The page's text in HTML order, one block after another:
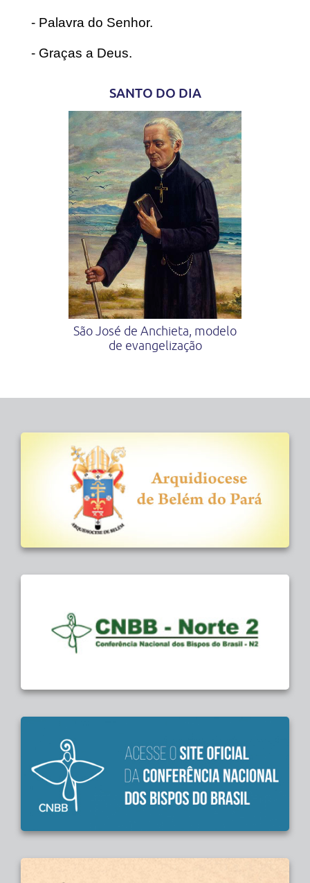
- Palavra do Senhor.
- Graças a Deus.
SANTO DO DIA
São José de Anchieta, modelo
de evangelização